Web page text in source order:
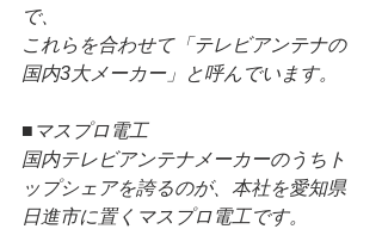
で、
これらを合わせて「テレビアンテナの
国内3大メーカー」と呼んでいます。
■マスプロ電工
国内テレビアンテナメーカーのうちト
ップシェアを誇るのが、本社を愛知県
日進市に置くマスプロ電工です。